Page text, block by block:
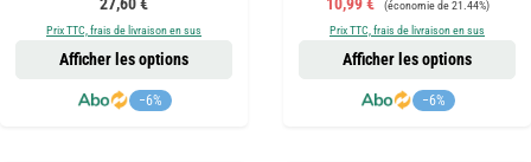
Prix TTC, frais de livraison en sus
−6%
Afficher les options
(économie de 21.44%)
Prix TTC, frais de livraison en sus
−6%
Afficher les options